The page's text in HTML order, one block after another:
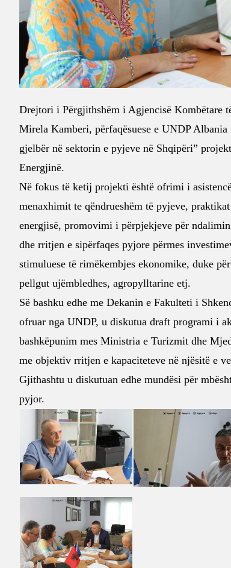
Drejtori i Përgjithshëm i Agjencisë Kombëtare
Mirela Kamberi, përfaqësuese e UNDP Albania
gjelbër në sektorin e pyjeve në Shqipëri”
Energjinë.
Në fokus të ketij projekti është ofrimi i
menaxhimit te qëndrueshëm të pyjeve,
energjisë, promovimi i përpjekjeve për
dhe rritjen e sipërfaqes pyjore përmes
stimuluese të rimëkembjes ekonomike, duke
pellgut ujëmbledhes, agropylltarine etj.
Së bashku edhe me Dekanin e Fakulteti i
ofruar nga UNDP, u diskutua draft programi i
bashkëpunim mes Ministria e Turizmit dhe
me objektiv rritjen e kapaciteteve në njësitë e
Gjithashtu u diskutuan edhe mundësi për
pyjor.